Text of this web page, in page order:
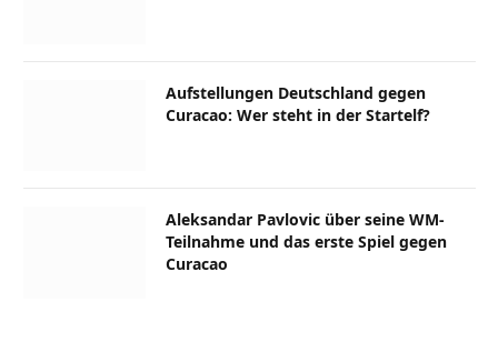
Aufstellungen Deutschland gegen
Curacao: Wer steht in der Startelf?
Aleksandar Pavlovic über seine WM-
Teilnahme und das erste Spiel gegen
Curacao